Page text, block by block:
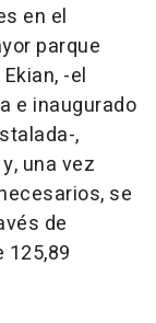
en el
parque
-el
e inaugurado
,
una vez
se
de